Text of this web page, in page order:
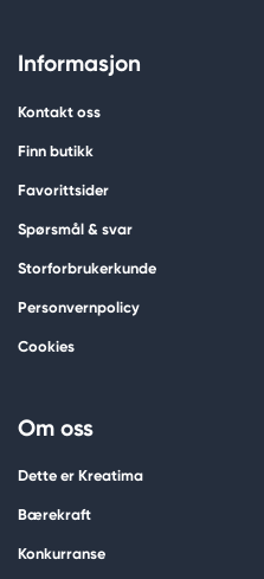
Informasjon
Kontakt oss
Finn butikk
Favorittsider
Spørsmål & svar
Storforbrukerkunde
Personvernpolicy
Cookies
Om oss
Dette er Kreatima
Bærekraft
Konkurranse